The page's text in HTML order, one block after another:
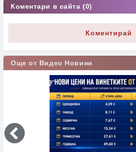
Коментари в сайта (0)
Коментирай
Още от Видео Новини